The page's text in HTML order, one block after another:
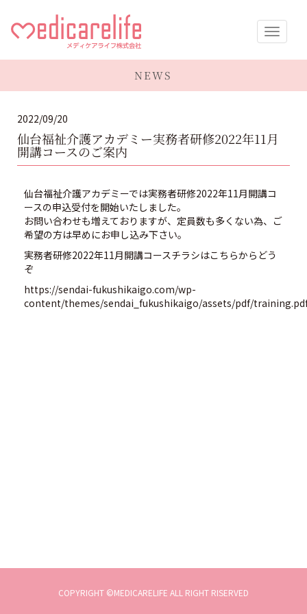
メディケア
会社
NEWS
2022/09/20
仙台福祉介護アカデミー実務者研修2022年11月
開講コースのご案内
仙台福祉介護アカデミーでは実務者研修2022年11月開講コ
ースの申込受付を開始いたしました。
お問い合わせも増えておりますが、定員数も多くない為、ご
希望の方は早めにお申し込み下さい。
実務者研修2022年11月開講コースチラシはこちらからどう
ぞ
https://sendai-fukushikaigo.com/wp-
content/themes/sendai_fukushikaigo/assets/pdf/
COPYRIGHT ©MEDICARELIFE ALL RIGHT RISERVED